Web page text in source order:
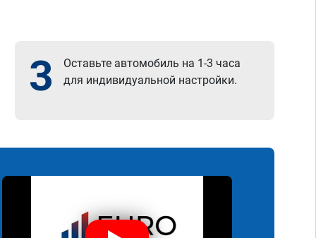
3
Оставьте автомобиль на 1-3 часа
для индивидуальной настройки.